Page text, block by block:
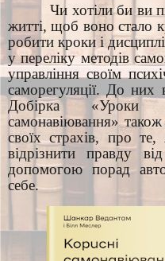
Чи хотіли би ви
житті, щоб воно стало
робити кроки і
у переліку методів
управління своїм
саморегуляції. До них
Добірка «Уроки
самонавіювання»
своїх страхів, про
відрізнити правду
допомогою порад
себе.